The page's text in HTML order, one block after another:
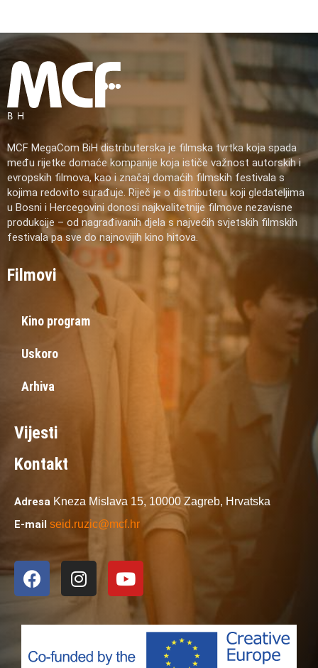
MCF MegaCom BiH distributerska je filmska tvrtka koja spada
među rijetke domaće kompanije koja ističe važnost autorskih i
evropskih filmova, kao i značaj domaćih filmskih festivala s
kojima redovito surađuje. Riječ je o distributeru koji gledateljima
u Bosni i Hercegovini donosi najkvalitetnije filmove nezavisne
produkcije – od nagrađivanih djela s najvećih svjetskih filmskih
festivala pa sve do najnovijih kino hitova.
Filmovi
Kino program
Uskoro
Arhiva
Vijesti
Kontakt
Adresa Kneza Mislava 15, 10000 Zagreb, Hrvatska
E-mail seid.ruzic@mcf.hr